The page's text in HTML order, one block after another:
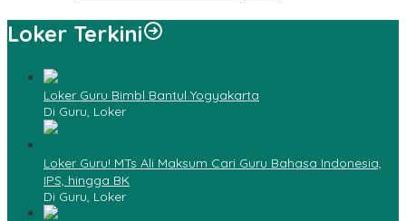
Loker Terkini
Loker Guru Bimbl Bantul Yogyakarta
Di Guru, Loker
Loker Guru! MTs Ali Maksum Cari Guru Bahasa Indonesia,
IPS, hingga BK
Di Guru, Loker